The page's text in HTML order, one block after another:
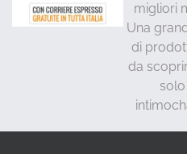
migliori
Una
di
da